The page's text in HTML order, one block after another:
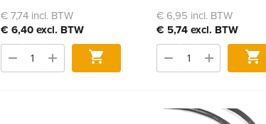
€ 7,74 incl. BTW
€ 6,40 excl. BTW
Bestel
€ 6,95 incl. BTW
€ 5,74 excl. BTW
Bestel